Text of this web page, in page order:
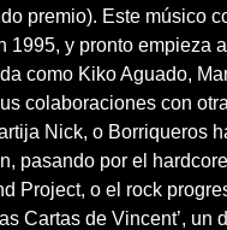
premio). Este músico
1995, y pronto empieza
como Kiko Aguado,
colaboraciones con
Nick, o Borriqueros
pasando por el
Project, o el rock
Cartas de Vincent’, un